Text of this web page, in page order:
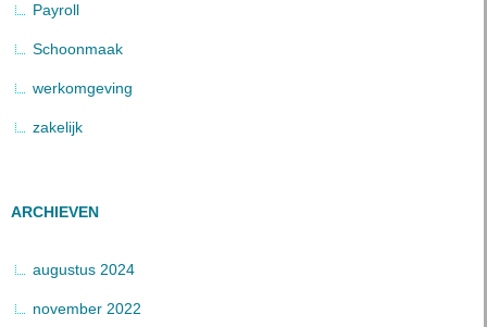
Payroll
Schoonmaak
werkomgeving
zakelijk
ARCHIEVEN
augustus 2024
november 2022